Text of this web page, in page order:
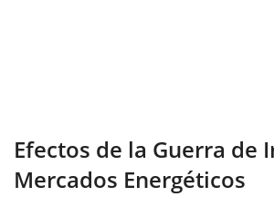
Efectos de la Guerra de
Mercados Energéticos